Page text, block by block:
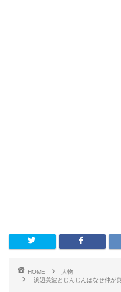
HOME
人物
浜辺美波とじんじんはなぜ仲が